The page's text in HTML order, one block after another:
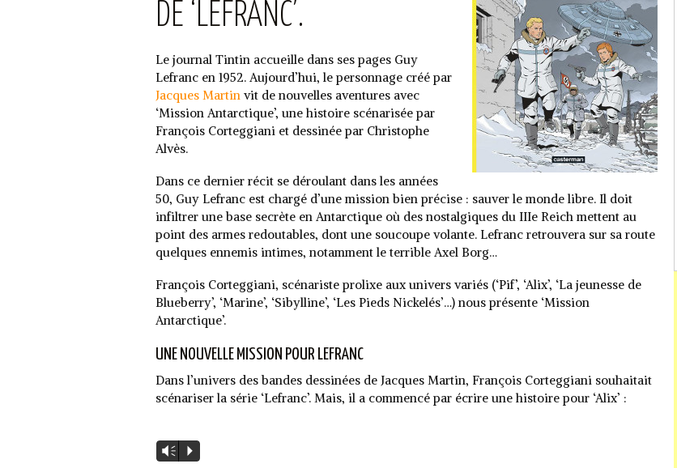
DE ‘LEFRANC’.
Le journal Tintin accueille dans ses pages Guy
Lefranc en 1952. Aujourd’hui, le personnage créé par
Jacques Martin vit de nouvelles aventures avec
‘Mission Antarctique’, une histoire scénarisée par
François Corteggiani et dessinée par Christophe
Alvès.
Dans ce dernier récit se déroulant dans les années
50, Guy Lefranc est chargé d’une mission bien précise : sauver le monde libre. Il doit
infiltrer une base secrète en Antarctique où des nostalgiques du IIIe Reich mettent au
point des armes redoutables, dont une soucoupe volante. Lefranc retrouvera sur sa route
quelques ennemis intimes, notamment le terrible Axel Borg…
François Corteggiani, scénariste prolixe aux univers variés (‘Pif’, ‘Alix’, ‘La jeunesse de
Blueberry’, ‘Marine’, ‘Sibylline’, ‘Les Pieds Nickelés’…) nous présente ‘Mission
Antarctique’.
UNE NOUVELLE MISSION POUR LEFRANC
Dans l’univers des bandes dessinées de Jacques Martin, François Corteggiani souhaitait
scénariser la série ‘Lefranc’. Mais, il a commencé par écrire une histoire pour ‘Alix’ :
Lecteur
Vm P